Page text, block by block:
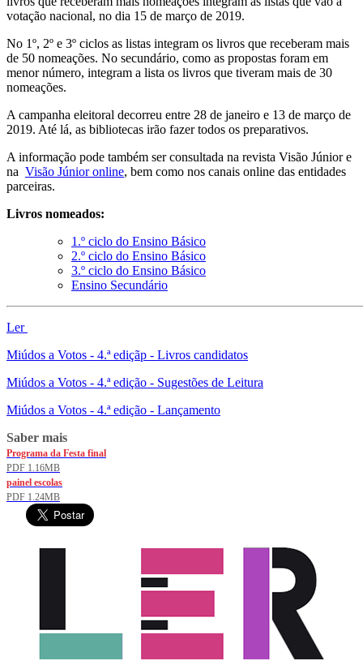
votação nacional, no dia 15 de março de 2019.
No 1º, 2º e 3º ciclos as listas integram os livros que receberam mais
de 50 nomeações. No secundário, como as propostas foram em
menor número, integram a lista os livros que tiveram mais de 30
nomeações.
A campanha eleitoral decorreu entre 28 de janeiro e 13 de março de
2019. Até lá, as bibliotecas irão fazer todos os preparativos.
A informação pode também ser consultada na revista Visão Júnior e
na Visão Júnior online, bem como nos canais online das entidades
parceiras.
Livros nomeados:
1.º ciclo do Ensino Básico
2.º ciclo do Ensino Básico
3.º ciclo do Ensino Básico
Ensino Secundário
Ler
Miúdos a Votos - 4.ª ediçãp - Livros candidatos
Miúdos a Votos - 4.ª edição - Sugestões de Leitura
Miúdos a Votos - 4.ª edição - Lançamento
Saber mais
Programa da Festa final
PDF 1.16MB
painel escolas
PDF 1.24MB